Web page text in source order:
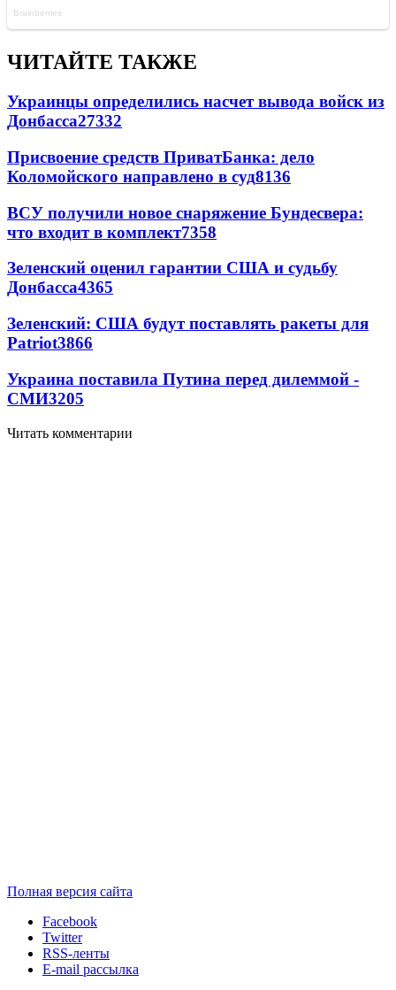
ЧИТАЙТЕ ТАКЖЕ
Украинцы определились насчет вывода войск из
Донбасса27332
Присвоение средств ПриватБанка: дело
Коломойского направлено в суд8136
ВСУ получили новое снаряжение Бундесвера:
что входит в комплект7358
Зеленский оценил гарантии США и судьбу
Донбасса4365
Зеленский: США будут поставлять ракеты для
Patriot3866
Украина поставила Путина перед дилеммой -
СМИ3205
Читать комментарии
Полная версия сайта
Facebook
Twitter
RSS-ленты
E-mail рассылка